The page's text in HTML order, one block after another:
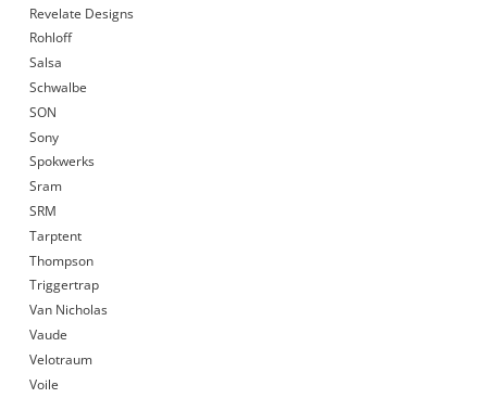
Revelate Designs
Rohloff
Salsa
Schwalbe
SON
Sony
Spokwerks
Sram
SRM
Tarptent
Thompson
Triggertrap
Van Nicholas
Vaude
Velotraum
Voile